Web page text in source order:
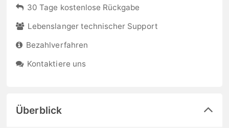
30 Tage kostenlose Rückgabe
Lebenslanger technischer Support
Bezahlverfahren
Kontaktiere uns
Überblick